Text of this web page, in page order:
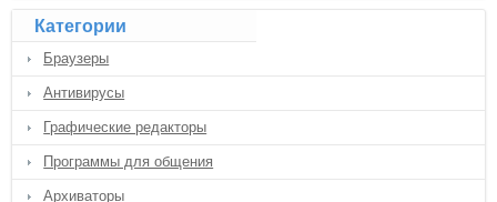
Категории
Браузеры
Антивирусы
Графические редакторы
Программы для общения
Архиваторы